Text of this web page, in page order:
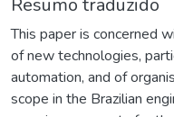
This paper is concerned
of new technologies,
automation, and of
scope in the Brazilian